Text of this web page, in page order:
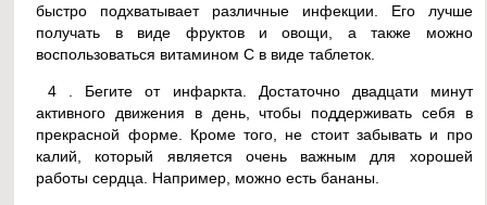
быстро подхватывает различные инфекции. Его лучше
получать в виде фруктов и овощи, а также можно
воспользоваться витамином С в виде таблеток.
4 . Бегите от инфаркта. Достаточно двадцати минут
активного движения в день, чтобы поддерживать себя в
прекрасной форме. Кроме того, не стоит забывать и про
калий, который является очень важным для хорошей
работы сердца. Например, можно есть бананы.